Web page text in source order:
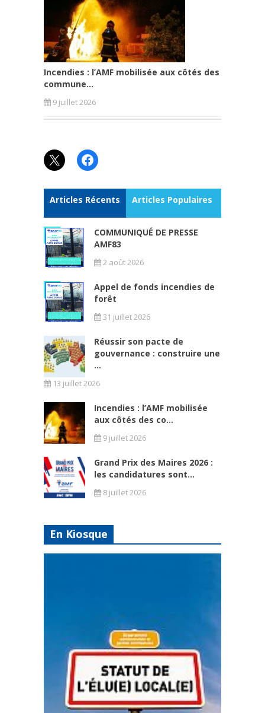
Incendies : l’AMF mobilisée aux côtés des
commune...
9 juillet 2026
X Facebook
Articles Récents Articles Populaires
COMMUNIQUÉ DE PRESSE
AMF83
2 août 2026
Appel de fonds incendies de
forêt
31 juillet 2026
Réussir son pacte de
gouvernance : construire une
...
13 juillet 2026
Incendies : l’AMF mobilisée
aux côtés des co...
9 juillet 2026
Grand Prix des Maires 2026 :
les candidatures sont...
8 juillet 2026
En Kiosque